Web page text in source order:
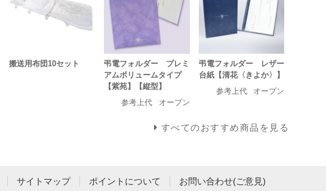
搬送用布団10セット
弔電フォルダー プレミ
アムボリュームタイプ
【紫苑】【縦型】
参考上代
オープン
弔電フォルダー レザー
台紙【清花〈きよか〉】
参考上代
オープン
すべてのおすすめ商品を見る
サイトマップ ポイントについて お問い合わせ(ご意見)